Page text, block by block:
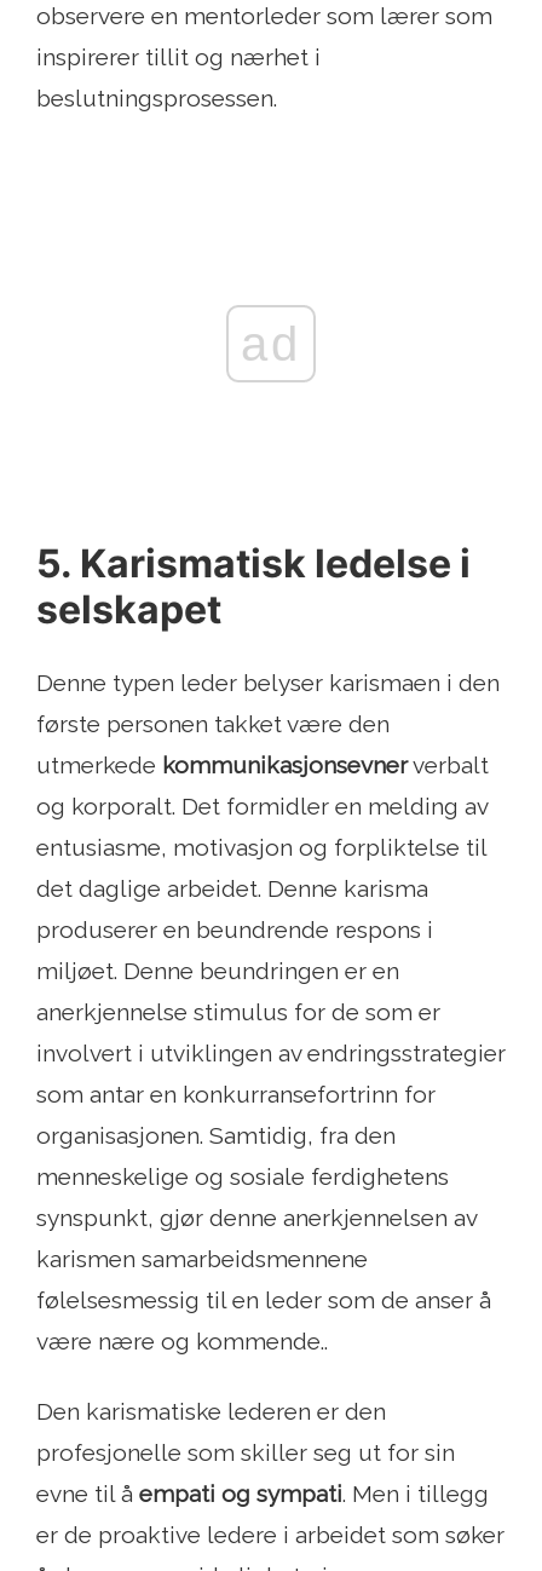
observere en mentorleder som lærer som
inspirerer tillit og nærhet i
beslutningsprosessen.
ad
5. Karismatisk ledelse i
selskapet
Denne typen leder belyser karismaen i den
første personen takket være den
utmerkede kommunikasjonsevnerverbalt
og korporalt. Det formidler en melding av
entusiasme, motivasjon og forpliktelse til
det daglige arbeidet. Denne karisma
produserer en beundrende respons i
miljøet. Denne beundringen er en
anerkjennelse stimulus for de som er
involvert i utviklingen av endringsstrategier
som antar en konkurransefortrinn for
organisasjonen. Samtidig, fra den
menneskelige og sosiale ferdighetens
synspunkt, gjør denne anerkjennelsen av
karismen samarbeidsmennene
følelsesmessig til en leder som de anser å
være nære og kommende..
Den karismatiske lederen er den
profesjonelle som skiller seg ut for sin
evne til å empati og sympati. Men i tillegg
er de proaktive ledere i arbeidet som søker